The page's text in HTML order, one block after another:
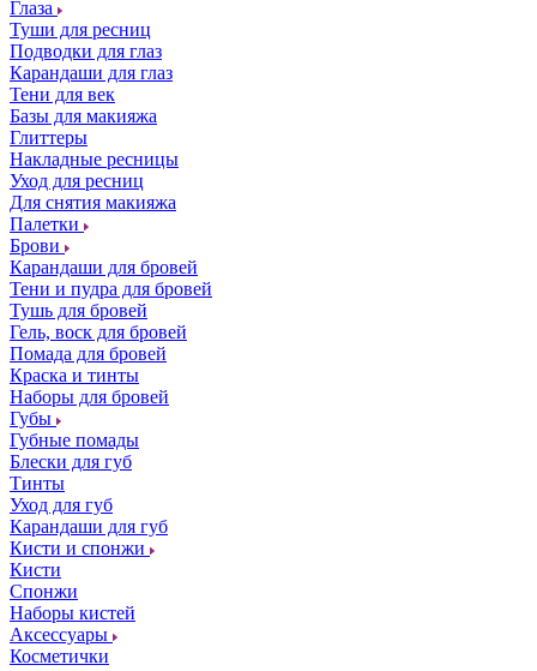
Глаза
Туши для ресниц
Подводки для глаз
Карандаши для глаз
Тени для век
Базы для макияжа
Глиттеры
Накладные ресницы
Уход для ресниц
Для снятия макияжа
Палетки
Брови
Карандаши для бровей
Тени и пудра для бровей
Тушь для бровей
Гель, воск для бровей
Помада для бровей
Краска и тинты
Наборы для бровей
Губы
Губные помады
Блески для губ
Тинты
Уход для губ
Карандаши для губ
Кисти и спонжи
Кисти
Спонжи
Наборы кистей
Аксессуары
Косметички